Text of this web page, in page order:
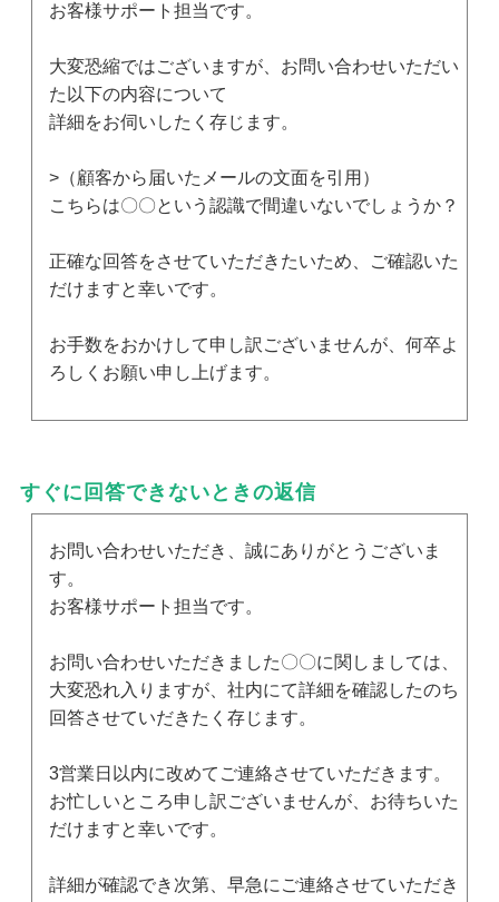
お客様サポート担当です。
大変恐縮ではございますが、お問い合わせいただい
た以下の内容について
詳細をお伺いしたく存じます。
>（顧客から届いたメールの文面を引用）
こちらは〇〇という認識で間違いないでしょうか？
正確な回答をさせていただきたいため、ご確認いた
だけますと幸いです。
お手数をおかけして申し訳ございませんが、何卒よ
ろしくお願い申し上げます。
すぐに回答できないときの返信
お問い合わせいただき、誠にありがとうございま
す。
お客様サポート担当です。
お問い合わせいただきました〇〇に関しましては、
大変恐れ入りますが、社内にて詳細を確認したのち
回答させていだきたく存じます。
3営業日以内に改めてご連絡させていただきます。
お忙しいところ申し訳ございませんが、お待ちいた
だけますと幸いです。
詳細が確認でき次第、早急にご連絡させていただき